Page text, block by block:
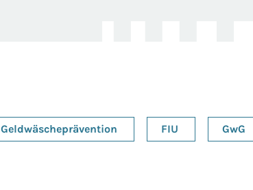
Geldwäscheprävention FIU GwG